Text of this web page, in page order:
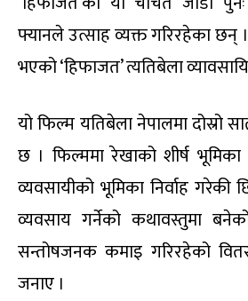
फ्यानले उत्साह व्यक्त गरिरहेका छन्
भएको ‘हिफाजत’ त्यतिबेला
यो फिल्म यतिबेला नेपालमा दोस्रो
छ । फिल्ममा रेखाको शीर्ष
व्यवसायीको भूमिका निर्वाह
व्यवसाय गर्नेको कथावस्तुमा
सन्तोषजनक कमाइ गरिरहेको
जनाए ।